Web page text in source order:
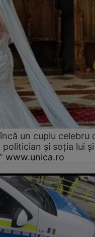
un cuplu celebru
și soția lui
www.unica.ro